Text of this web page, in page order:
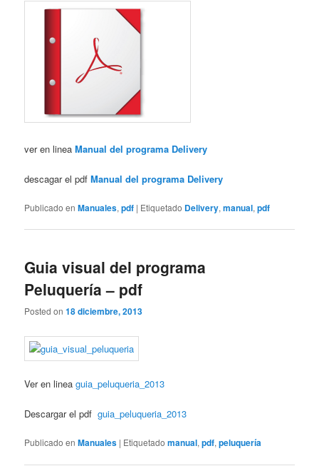
ver en lineaManual del programa Delivery
descagar el pdfManual del programa Delivery
Publicado en Manuales,pdf | Etiquetado Delivery,manual,pdf
Guia visual del programa
Peluquería – pdf
Posted on18 diciembre, 2013
Ver en lineaguia_peluqueria_2013
Descargar el pdfguia_peluqueria_2013
Publicado en Manuales | Etiquetado manual,pdf,peluquería